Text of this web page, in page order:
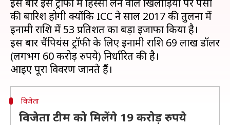
इस बार इस ट्रॉफी में हिस्सा लेने वाले खिलाड़ियों पर पैसों
की बारिश होगी क्योंकि ICC ने साल 2017 की तुलना में
इनामी राशि में 53 प्रतिशत का बड़ा इजाफा किया है।
इस बार चैंपियंस ट्रॉफी के लिए इनामी राशि 69 लाख डॉलर
(लगभग 60 करोड़ रुपये) निर्धारित की है।
विजेता
विजेता टीम को मिलेंगे 19 करोड़ रुपये